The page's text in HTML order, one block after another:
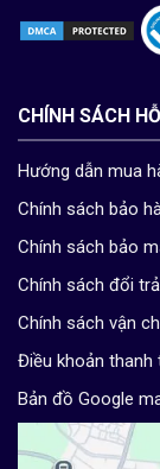
CHÍNH SÁCH
Hướng dẫn mua
Chính sách bảo
Chính sách bảo
Chính sách đổi trả
Chính sách vận
Điều khoản thanh
Bản đồ Google